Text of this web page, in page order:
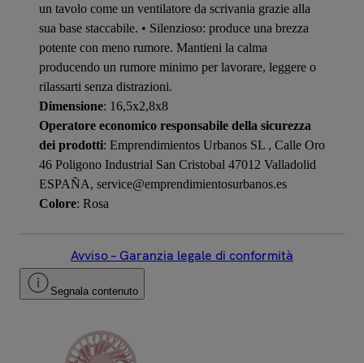
un tavolo come un ventilatore da scrivania grazie alla
sua base staccabile. • Silenzioso: produce una brezza
potente con meno rumore. Mantieni la calma
producendo un rumore minimo per lavorare, leggere o
rilassarti senza distrazioni.
Dimensione: 16,5x2,8x8
Operatore economico responsabile della sicurezza
dei prodotti: Emprendimientos Urbanos SL , Calle Oro
46 Poligono Industrial San Cristobal 47012 Valladolid
ESPAÑA, service@emprendimientosurbanos.es
Colore: Rosa
Avviso – Garanzia legale di conformità
Segnala contenuto